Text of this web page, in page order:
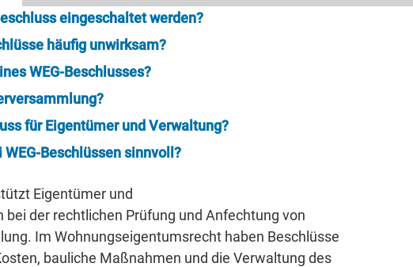
eingeschaltet werden?
häufig unwirksam?
WEG-Beschlusses?
für Eigentümer und Verwaltung?
Beschlüssen sinnvoll?
Eigentümer und
der rechtlichen Prüfung und Anfechtung von
Im Wohnungseigentumsrecht haben Beschlüsse
bauliche Maßnahmen und die Verwaltung des